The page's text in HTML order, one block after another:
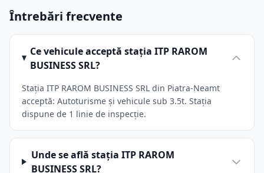
Întrebări frecvente
Ce vehicule acceptă stația ITP RAROM
BUSINESS SRL?
Stația ITP RAROM BUSINESS SRL din Piatra-Neamt
acceptă: Autoturisme și vehicule sub 3.5t. Stația
dispune de 1 linie de inspecție.
Unde se află stația ITP RAROM
BUSINESS SRL?